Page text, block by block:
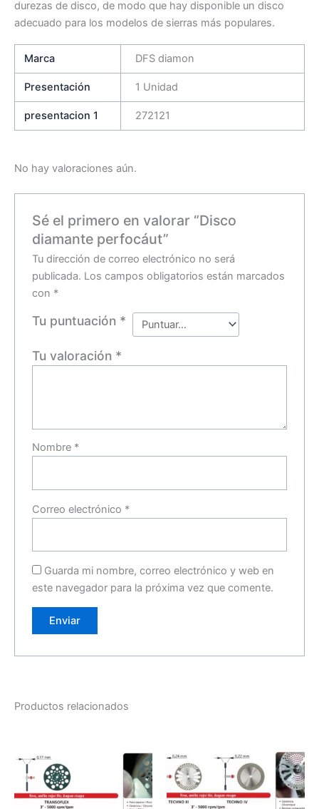
durezas de disco, de modo que hay disponible un disco
adecuado para los modelos de sierras más populares.
Marca DFS diamon
Presentación 1 Unidad
presentacion 1 272121
No hay valoraciones aún.
Sé el primero en valorar “Disco
diamante perfocáut”
Tu dirección de correo electrónico no será
publicada. Los campos obligatorios están marcados
con *
Tu puntuación *
Tu valoración *
Nombre *
Correo electrónico *
Guarda mi nombre, correo electrónico y web en
este navegador para la próxima vez que comente.
Productos relacionados